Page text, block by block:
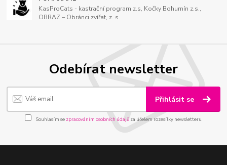
KasProCats - kastrační program z.s, Kočky Bohumín z.s.,
OBRAZ – Obránci zvířat, z. s
Odebírat newsletter
Přihlásit se
Souhlasím se zpracováním osobních údajůza účelem rozesílky newsletteru.